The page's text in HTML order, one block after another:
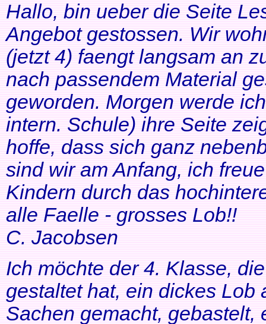
Hallo, bin ueber die Seite
Angebot gestossen. Wir
(jetzt 4) faengt langsam an
nach passendem Material
geworden. Morgen werde
intern. Schule) ihre Seite
hoffe, dass sich ganz
sind wir am Anfang, ich
Kindern durch das
alle Faelle - grosses Lob!!
C. Jacobsen
Ich möchte der 4. Klasse,
gestaltet hat, ein dickes Lob
Sachen gemacht, gebastelt,